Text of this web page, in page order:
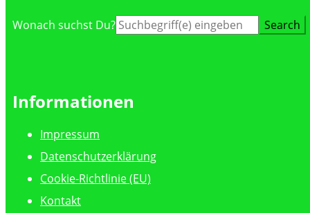
Suche
Wonach suchst Du?
Informationen
Impressum
Datenschutzerklärung
Cookie-Richtlinie (EU)
Kontakt